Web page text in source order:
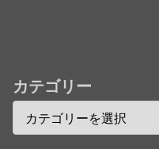
ジかな
Powered by livedoor 相
カテゴリー